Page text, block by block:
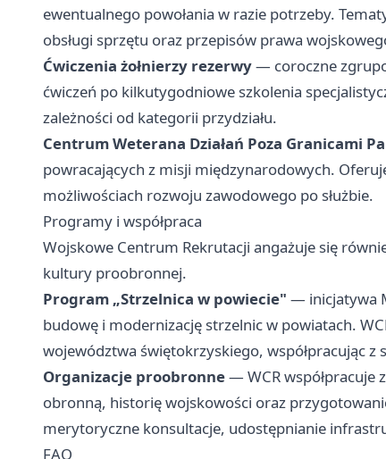
ewentualnego powołania w razie potrzeby.
obsługi sprzętu oraz przepisów prawa
Ćwiczenia żołnierzy rezerwy— coroczne
ćwiczeń po kilkutygodniowe szkolenia
zależności od kategorii przydziału.
Centrum Weterana Działań Poza Granicami
powracających z misji międzynarodowych.
możliwościach rozwoju zawodowego po służbie.
Programy i współpraca
Wojskowe Centrum Rekrutacji angażuje się
kultury proobronnej.
Program „Strzelnica w powiecie" — inicjatywa
budowę i modernizację strzelnic w powiatach.
województwa świętokrzyskiego, współpracując
Organizacje proobronne— WCR współpracuje
obronną, historię wojskowości oraz
merytoryczne konsultacje, udostępnianie
FAQ